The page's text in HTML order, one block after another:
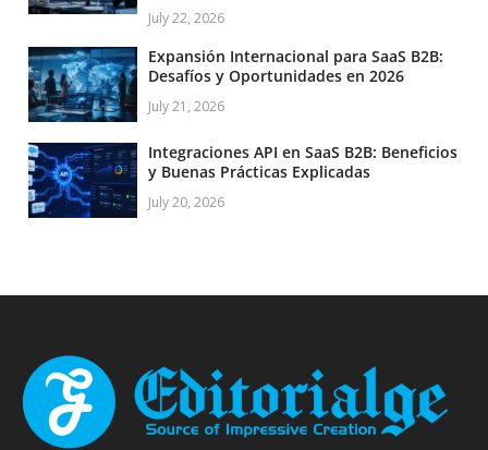
July 22, 2026
Expansión Internacional para SaaS B2B:
Desafíos y Oportunidades en 2026
July 21, 2026
Integraciones API en SaaS B2B: Beneficios
y Buenas Prácticas Explicadas
July 20, 2026